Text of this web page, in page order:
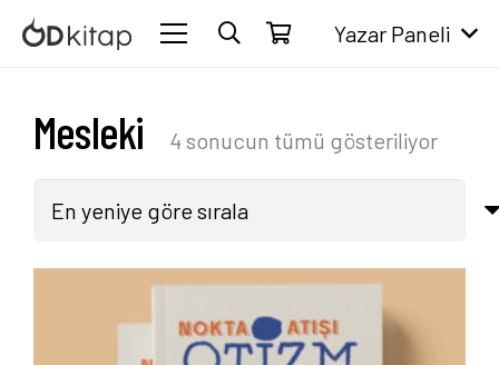
Yazar Paneli
Mesleki 4 sonucun tümü gösteriliyorEn
yeniye